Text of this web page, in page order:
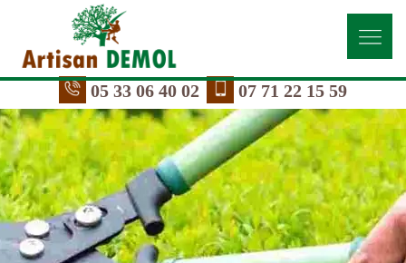
05 33 06 40 02 07 71 22 15 59